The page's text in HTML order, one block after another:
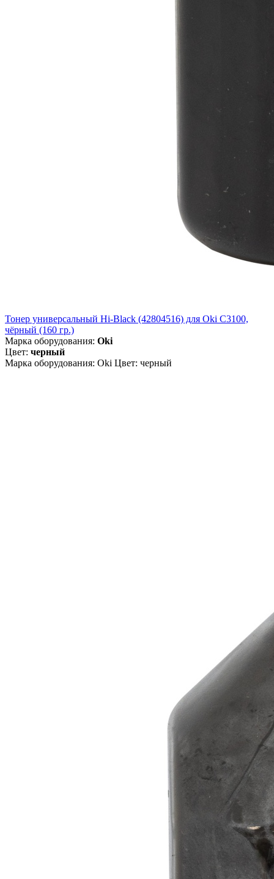
Тонер универсальный Hi-Black (42804516) для Oki С3100,
чёрный (160 гр.)
Марка оборудования: Oki
Цвет: черный
Марка оборудования: Oki Цвет: черный